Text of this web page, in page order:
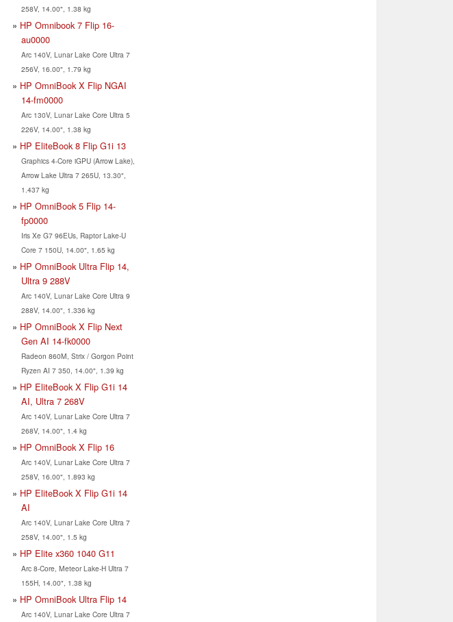
258V, 14.00", 1.38 kg
HP Omnibook 7 Flip 16-
au0000
Arc 140V, Lunar Lake Core Ultra 7
256V, 16.00", 1.79 kg
HP OmniBook X Flip NGAI
14-fm0000
Arc 130V, Lunar Lake Core Ultra 5
226V, 14.00", 1.38 kg
HP EliteBook 8 Flip G1i 13
Graphics 4-Core iGPU (Arrow Lake),
Arrow Lake Ultra 7 265U, 13.30",
1.437 kg
HP OmniBook 5 Flip 14-
fp0000
Iris Xe G7 96EUs, Raptor Lake-U
Core 7 150U, 14.00", 1.65 kg
HP OmniBook Ultra Flip 14,
Ultra 9 288V
Arc 140V, Lunar Lake Core Ultra 9
288V, 14.00", 1.336 kg
HP OmniBook X Flip Next
Gen AI 14-fk0000
Radeon 860M, Strix / Gorgon Point
Ryzen AI 7 350, 14.00", 1.39 kg
HP EliteBook X Flip G1i 14
AI, Ultra 7 268V
Arc 140V, Lunar Lake Core Ultra 7
268V, 14.00", 1.4 kg
HP OmniBook X Flip 16
Arc 140V, Lunar Lake Core Ultra 7
258V, 16.00", 1.893 kg
HP EliteBook X Flip G1i 14
AI
Arc 140V, Lunar Lake Core Ultra 7
258V, 14.00", 1.5 kg
HP Elite x360 1040 G11
Arc 8-Core, Meteor Lake-H Ultra 7
155H, 14.00", 1.38 kg
HP OmniBook Ultra Flip 14
Arc 140V, Lunar Lake Core Ultra 7